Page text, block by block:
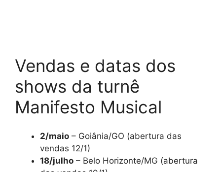
Vendas e datas dos
shows da turnê
Manifesto Musical
2/maio – Goiânia/GO (abertura das
vendas 12/1)
18/julho – Belo Horizonte/MG (abertura